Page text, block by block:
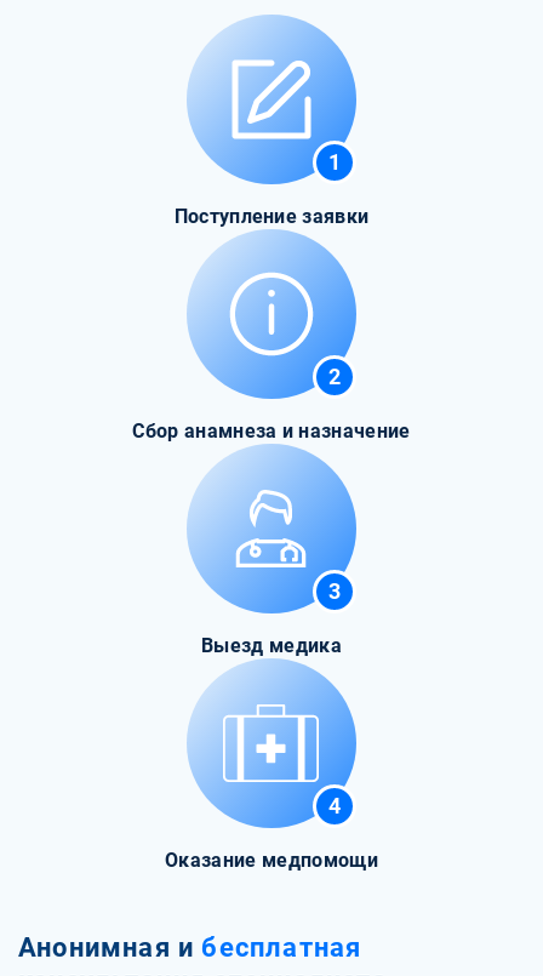
1
Поступление заявки
2
Сбор анамнеза и назначение
3
Выезд медика
4
Оказание медпомощи
Анонимная и бесплатная